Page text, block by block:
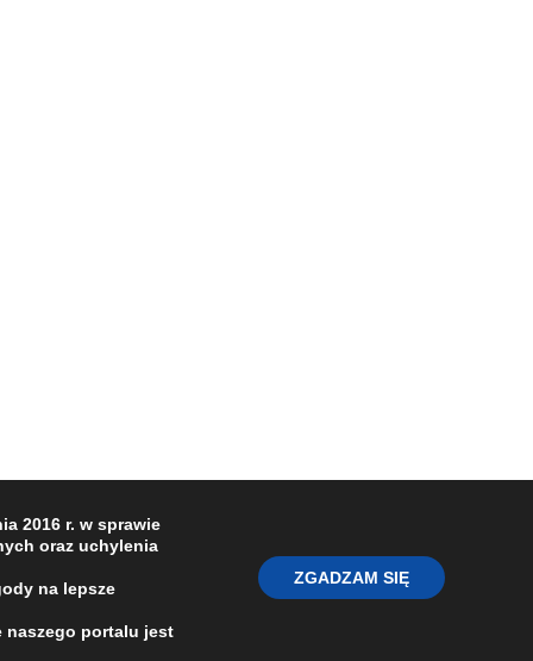
O NAS REDAKCJA
2016 r. w sprawie
oraz uchylenia
na lepsze
naszego portalu jest
ZGADZAM SIĘ